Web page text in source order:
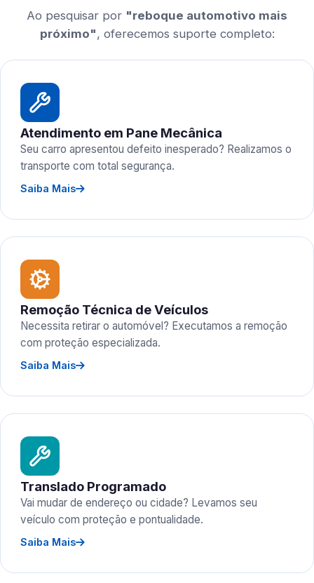
Ao pesquisar por "reboque automotivo mais
próximo", oferecemos suporte completo:
Atendimento em Pane Mecânica
Seu carro apresentou defeito inesperado? Realizamos o
transporte com total segurança.
Saiba Mais
Remoção Técnica de Veículos
Necessita retirar o automóvel? Executamos a remoção
com proteção especializada.
Saiba Mais
Translado Programado
Vai mudar de endereço ou cidade? Levamos seu
veículo com proteção e pontualidade.
Saiba Mais